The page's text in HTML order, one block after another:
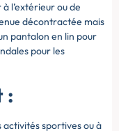
l’extérieur ou de
décontractée mais
pantalon en lin pour
pour les
:
activités sportives ou à